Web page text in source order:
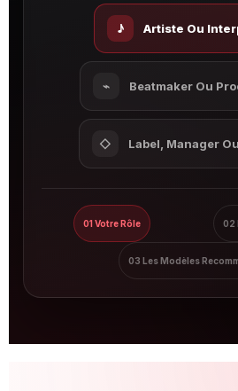
♪ Artiste Ou
⌁ Beatmaker Ou
◇ Label, Manager
01 Votre Rôle 02
03 Les Modèles